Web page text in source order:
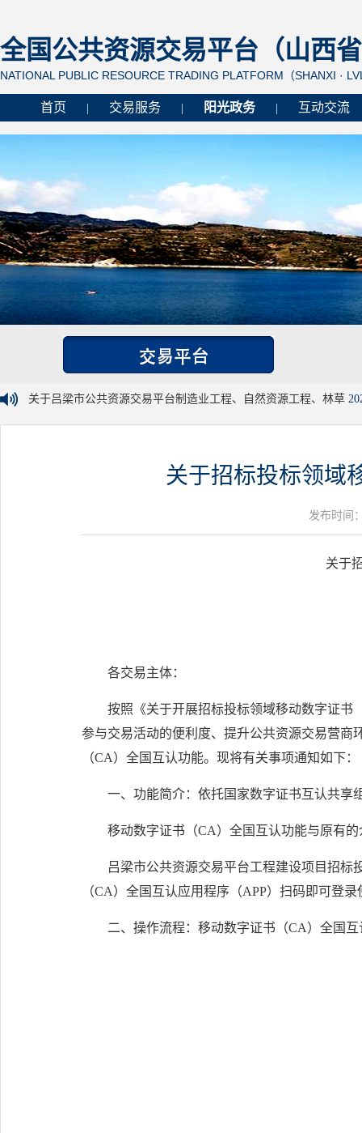
全国公共资源交易平台（山西
NATIONAL PUBLIC RESOURCE TRADING PLATFORM（SHANXI ·
首页 交易服务 阳光政务 互动交流
关于吕梁市公共资源交易平台制造业工程、自然资源工程、林草
关于招标投标领域
发布时间
关于
各交易主体：
按照《关于开展招标投标领域移动数字证书
参与交易活动的便利度、提升公共资源交易营商
（CA）全国互认功能。现将有关事项通知如下：
一、功能简介：依托国家数字证书互认共享
移动数字证书（CA）全国互认功能与原有
吕梁市公共资源交易平台工程建设项目招标
（CA）全国互认应用程序（APP）扫码即可登录
二、操作流程：移动数字证书（CA）全国互